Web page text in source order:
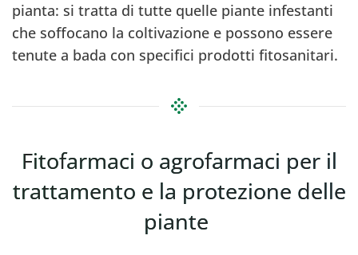
pianta: si tratta di tutte quelle piante infestanti
che soffocano la coltivazione e possono essere
tenute a bada con specifici prodotti fitosanitari.
Fitofarmaci o agrofarmaci per il
trattamento e la protezione delle
piante